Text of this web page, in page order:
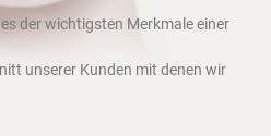
der wichtigsten Merkmale einer
unserer Kunden mit denen wir